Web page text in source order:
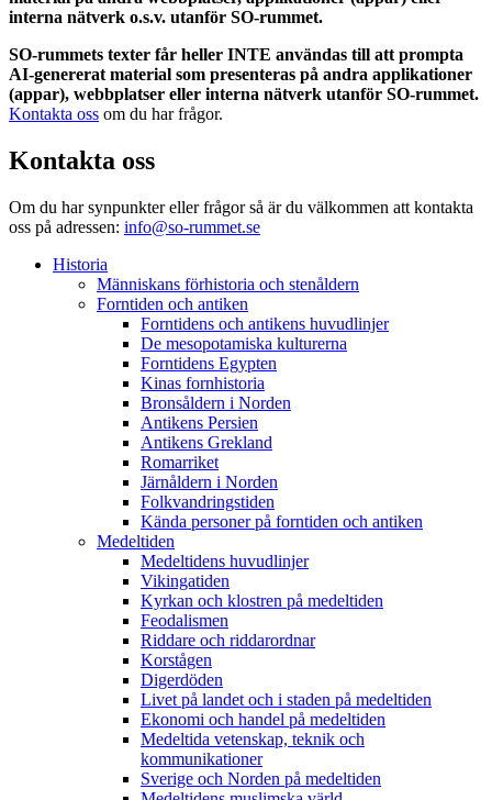
interna nätverk o.s.v. utanför SO-rummet.
SO-rummets texter får heller INTE användas till att prompta
AI-genererat material som presenteras på andra applikationer
(appar), webbplatser eller interna nätverk utanför SO-rummet.
Kontakta oss om du har frågor.
Kontakta oss
Om du har synpunkter eller frågor så är du välkommen att kontakta
oss på adressen: info@so-rummet.se
Historia
Människans förhistoria och stenåldern
Forntiden och antiken
Forntidens och antikens huvudlinjer
De mesopotamiska kulturerna
Forntidens Egypten
Kinas fornhistoria
Bronsåldern i Norden
Antikens Persien
Antikens Grekland
Romarriket
Järnåldern i Norden
Folkvandringstiden
Kända personer på forntiden och antiken
Medeltiden
Medeltidens huvudlinjer
Vikingatiden
Kyrkan och klostren på medeltiden
Feodalismen
Riddare och riddarordnar
Korstågen
Digerdöden
Livet på landet och i staden på medeltiden
Ekonomi och handel på medeltiden
Medeltida vetenskap, teknik och
kommunikationer
Sverige och Norden på medeltiden